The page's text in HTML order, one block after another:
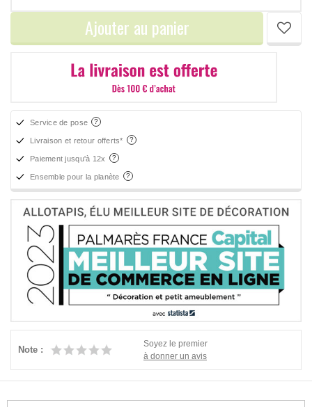
Ajouter au panier
Service de pose
Livraison et retour offerts*
Paiement jusqu'à 12x
Ensemble pour la planète
Note :
Soyez le premier
à donner un avis